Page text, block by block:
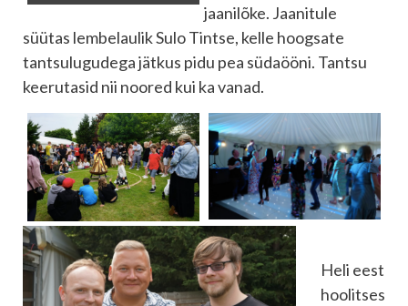
jaanilõke. Jaanitule
süütas lembelaulik Sulo Tintse, kelle hoogsate
tantsulugudega jätkus pidu pea südaööni. Tantsu
keerutasid nii noored kui ka vanad.
Heli eest
hoolitses